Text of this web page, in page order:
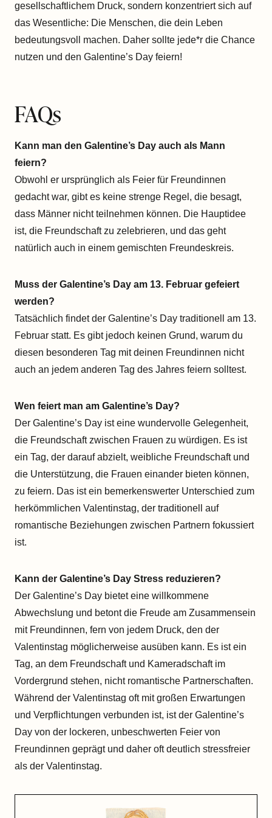
gesellschaftlichem Druck, sondern konzentriert sich auf
das Wesentliche: Die Menschen, die dein Leben
bedeutungsvoll machen. Daher sollte jede*r die Chance
nutzen und den Galentine’s Day feiern!
FAQs
Kann man den Galentine’s Day auch als Mann
feiern?
Obwohl er ursprünglich als Feier für Freundinnen
gedacht war, gibt es keine strenge Regel, die besagt,
dass Männer nicht teilnehmen können. Die Hauptidee
ist, die Freundschaft zu zelebrieren, und das geht
natürlich auch in einem gemischten Freundeskreis.
Muss der Galentine’s Day am 13. Februar gefeiert
werden?
Tatsächlich findet der Galentine’s Day traditionell am 13.
Februar statt. Es gibt jedoch keinen Grund, warum du
diesen besonderen Tag mit deinen Freundinnen nicht
auch an jedem anderen Tag des Jahres feiern solltest.
Wen feiert man am Galentine’s Day?
Der Galentine’s Day ist eine wundervolle Gelegenheit,
die Freundschaft zwischen Frauen zu würdigen. Es ist
ein Tag, der darauf abzielt, weibliche Freundschaft und
die Unterstützung, die Frauen einander bieten können,
zu feiern. Das ist ein bemerkenswerter Unterschied zum
herkömmlichen Valentinstag, der traditionell auf
romantische Beziehungen zwischen Partnern fokussiert
ist.
Kann der Galentine’s Day Stress reduzieren?
Der Galentine’s Day bietet eine willkommene
Abwechslung und betont die Freude am Zusammensein
mit Freundinnen, fern von jedem Druck, den der
Valentinstag möglicherweise ausüben kann. Es ist ein
Tag, an dem Freundschaft und Kameradschaft im
Vordergrund stehen, nicht romantische Partnerschaften.
Während der Valentinstag oft mit großen Erwartungen
und Verpflichtungen verbunden ist, ist der Galentine’s
Day von der lockeren, unbeschwerten Feier von
Freundinnen geprägt und daher oft deutlich stressfreier
als der Valentinstag.